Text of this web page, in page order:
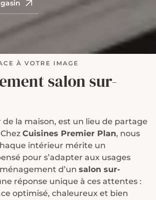
À VOTRE IMAGE
salon sur-
la maison, est un lieu de partage
Cuisines Premier Plan, nous
intérieur mérite un
pour s’adapter aux usages
d’un salon sur-
réponse unique à ces attentes :
optimisé, chaleureux et bien